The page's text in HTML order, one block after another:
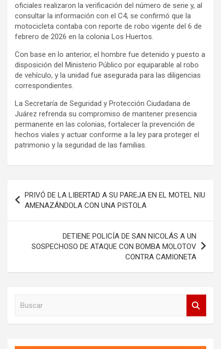
oficiales realizaron la verificación del número de serie y, al
consultar la información con el C4, se confirmó que la
motocicleta contaba con reporte de robo vigente del 6 de
febrero de 2026 en la colonia Los Huertos.
Con base en lo anterior, el hombre fue detenido y puesto a
disposición del Ministerio Público por equiparable al robo
de vehículo, y la unidad fue asegurada para las diligencias
correspondientes.
La Secretaría de Seguridad y Protección Ciudadana de
Juárez refrenda su compromiso de mantener presencia
permanente en las colonias, fortalecer la prevención de
hechos viales y actuar conforme a la ley para proteger el
patrimonio y la seguridad de las familias.
Navegación
de
entradas
PRIVÓ DE LA LIBERTAD A SU PAREJA EN EL MOTEL NIU
AMENAZÁNDOLA CON UNA PISTOLA
DETIENE POLICÍA DE SAN NICOLÁS A UN
SOSPECHOSO DE ATAQUE CON BOMBA MOLOTOV
CONTRA CAMIONETA